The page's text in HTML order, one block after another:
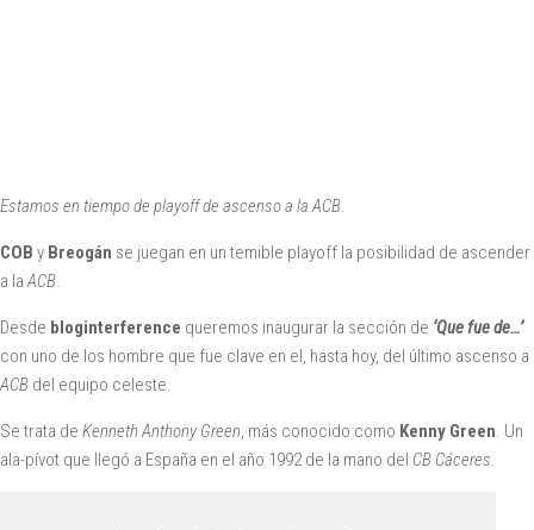
Estamos en tiempo de playoff de ascenso a la ACB.
COB y Breogán se juegan en un temible playoff la posibilidad de ascender
a laACB.
Desde bloginterference queremos inaugurar la sección de ‘Que fue de…’
con uno de los hombre que fue clave en el, hasta hoy, del último ascenso a
ACB del equipo celeste.
Se trata de Kenneth Anthony Green, más conocido como Kenny Green. Un
ala-pívot que llegó a España en el año 1992 de la mano del CB Cáceres.